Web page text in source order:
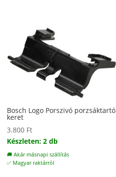
Bosch Logo Porszivó porzsáktartó
keret
3.800 Ft
Készleten: 2 db
🚚 Akár másnapi szállítás
✅ Magyar raktárról